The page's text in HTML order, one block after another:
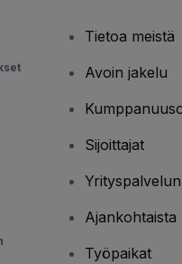
Tietoa meistä
Avoin jakelu
Sijoittajat
Yrityspalvelun
Ajankohtaista
Työpaikat